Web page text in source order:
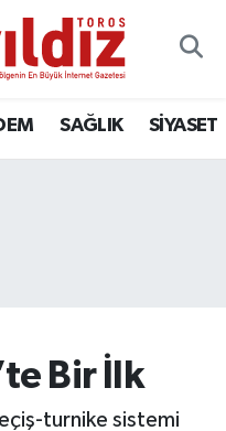
SAĞLIK SİYASET
Bir İlk
turnike sistemi